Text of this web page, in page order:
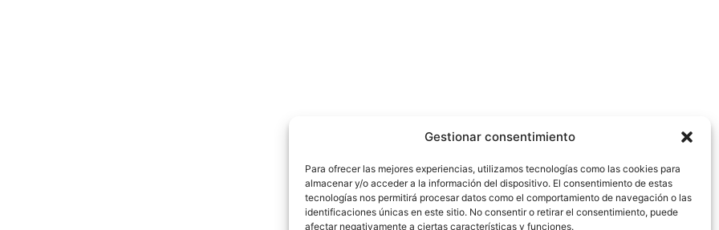
Gestionar consentimiento
Para ofrecer las mejores experiencias, utilizamos tecnologías como las cookies para
almacenar y/o acceder a la información del dispositivo. El consentimiento de estas
tecnologías nos permitirá procesar datos como el comportamiento de navegación o las
identificaciones únicas en este sitio. No consentir o retirar el consentimiento, puede
afectar negativamente a ciertas características y funciones.